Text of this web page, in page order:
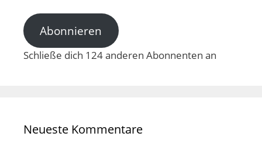
Abonnieren
Schließe dich 124 anderen Abonnenten an
Neueste Kommentare